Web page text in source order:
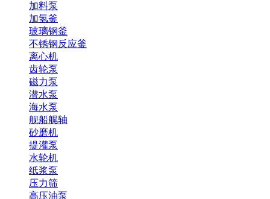
加料泵
加氢釜
玻璃钢釜
不锈钢反应釜
离心机
齿轮泵
磁力泵
潜水泵
海水泵
舰船艉轴
砂磨机
提灌泵
水轮机
纸浆泵
压力筛
高压油泵